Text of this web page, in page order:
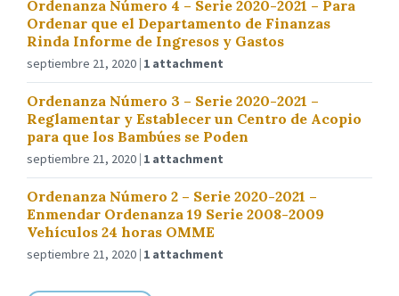
Ordenanza Número 4 – Serie 2020-2021 – Para
Ordenar que el Departamento de Finanzas
Rinda Informe de Ingresos y Gastos
septiembre 21, 2020 1 attachment
Ordenanza Número 3 – Serie 2020-2021 –
Reglamentar y Establecer un Centro de Acopio
para que los Bambúes se Poden
septiembre 21, 2020 1 attachment
Ordenanza Número 2 – Serie 2020-2021 –
Enmendar Ordenanza 19 Serie 2008-2009
Vehículos 24 horas OMME
septiembre 21, 2020 1 attachment